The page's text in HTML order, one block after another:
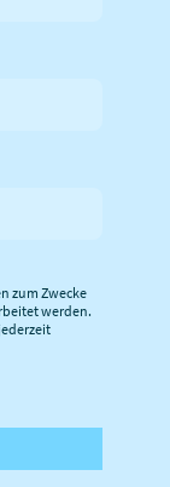
zum Zwecke
werden.